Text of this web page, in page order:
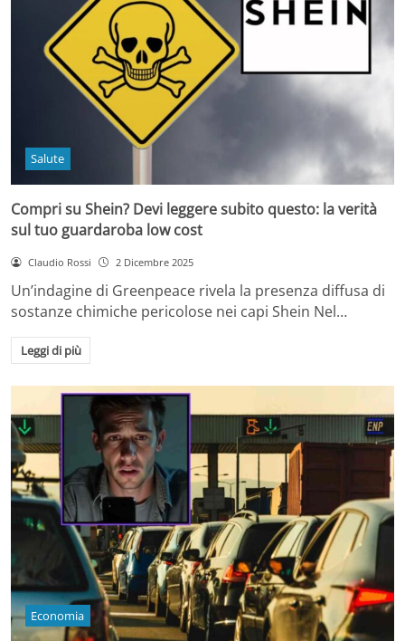
Salute
Compri su Shein? Devi leggere subito questo: la verità
sul tuo guardaroba low cost
Claudio Rossi 2 Dicembre 2025
Un’indagine di Greenpeace rivela la presenza diffusa di
sostanze chimiche pericolose nei capi Shein Nel…
Leggi di più
Economia